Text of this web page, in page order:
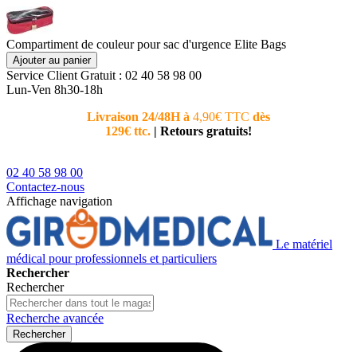
Compartiment de couleur pour sac d'urgence Elite Bags
Ajouter au panier
Service Client Gratuit : 02 40 58 98 00
Lun-Ven 8h30-18h
Livraison 24/48H à 4,90€ TTC dès
129€ ttc. | Retours gratuits!
02 40 58 98 00
Contactez-nous
Affichage navigation
Le matériel
médical pour professionnels et particuliers
Rechercher
Rechercher
Recherche avancée
Rechercher